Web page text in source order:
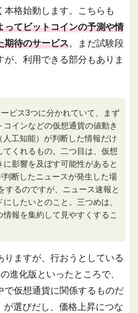
本格始動します。こちらも
ってビットコインの予測や情
期待のサービス。まだ試験段
が、利用できる部分もありま
ービス3つに分かれていて、まず
コインなどの仮想通貨の値動き
人工知能）が判断した情報だけ
てくれるもの。二つ目は、仮想
に影響を及ぼす可能性があると
判断したニュースが発生した場
するのですが、ニュース速報と
したいとのこと。三つめは、
情報を集約して見やすくするこ
りますが、行おうとしている
進化版といったところで、
で仮想通貨に関係するものだ
が選びだし、価格上昇につな